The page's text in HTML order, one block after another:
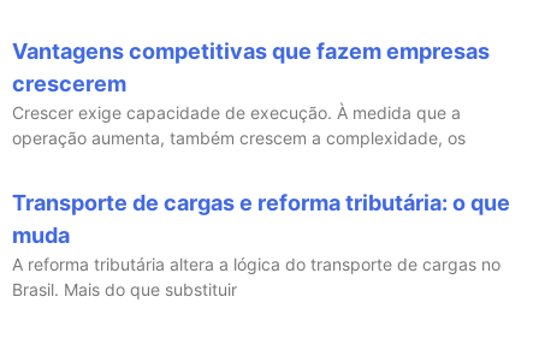
Vantagens competitivas que fazem empresas
crescerem
Crescer exige capacidade de execução. À medida que a
operação aumenta, também crescem a complexidade, os
Transporte de cargas e reforma tributária: o que
muda
A reforma tributária altera a lógica do transporte de cargas no
Brasil. Mais do que substituir